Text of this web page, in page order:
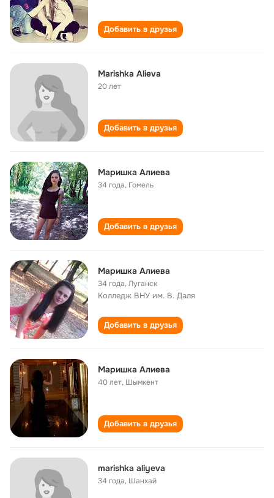
Добавить в друзья
Marishka Alieva
20 лет
Добавить в друзья
Маришка Алиева
34 года, Гомель
Добавить в друзья
Маришка Алиева
34 года,Луганск
Колледж ВНУ им. В. Даля
Добавить в друзья
Маришка Алиева
40 лет, Шымкент
Добавить в друзья
marishka aliyeva
34 года, Шанхай